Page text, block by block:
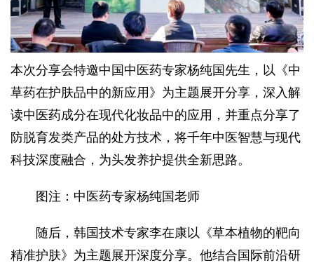
本次分享会特邀中国中医药专家杨纯国先生，以《中
草药在护肤品中的新应用》为主题展开分享，深入解
读中医药成分在现代化妆品中的应用，并重点分享了
防脱育发类产品的处方技术，将千年中医智慧与现代
科技深度融合，为头发养护提供全新思路。
图注：中医药专家杨纯国老师
随后，韩国技术专家李在康以《草本植物的靶向
精准护肤》为主题展开深度分享。他结合国际前沿研